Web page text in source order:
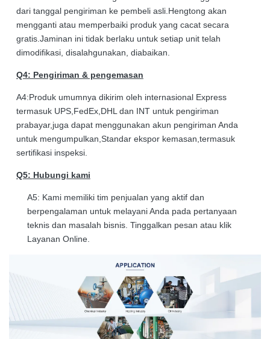
dari tanggal pengiriman ke pembeli asli.Hengtong akan
mengganti atau memperbaiki produk yang cacat secara
gratis.Jaminan ini tidak berlaku untuk setiap unit telah
dimodifikasi, disalahgunakan, diabaikan.
Q4: Pengiriman & pengemasan
A4:Produk umumnya dikirim oleh internasional Express
termasuk UPS,FedEx,DHL dan INT untuk pengiriman
prabayar,juga dapat menggunakan akun pengiriman Anda
untuk mengumpulkan,Standar ekspor kemasan,termasuk
sertifikasi inspeksi.
Q5: Hubungi kami
A5: Kami memiliki tim penjualan yang aktif dan
berpengalaman untuk melayani Anda pada pertanyaan
teknis dan masalah bisnis. Tinggalkan pesan atau klik
Layanan Online.